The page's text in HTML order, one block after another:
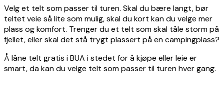
Velg et telt som passer til turen. Skal du bære langt, bør
teltet veie så lite som mulig, skal du kort kan du velge mer
plass og komfort. Trenger du et telt som skal tåle storm på
fjellet, eller skal det stå trygt plassert på en campingplass?
Å låne telt gratis i BUA i stedet for å kjøpe eller leie er
smart, da kan du velge telt som passer til turen hver gang.